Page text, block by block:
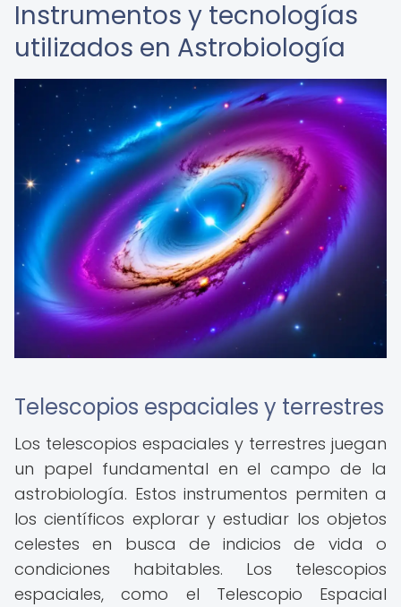
Instrumentos y tecnologías
utilizados en Astrobiología
Telescopios espaciales y terrestres
Los telescopios espaciales y terrestres juegan
un papel fundamental en el campo de la
astrobiología. Estos instrumentos permiten a
los científicos explorar y estudiar los objetos
celestes en busca de indicios de vida o
condiciones habitables. Los telescopios
espaciales, como el Telescopio Espacial